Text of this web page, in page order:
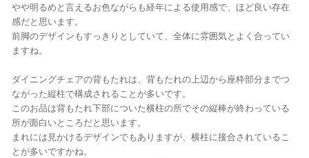
やや明るめと言えるお色ながらも経年による使用感で、ほど良い存在
感だと思います。
前脚のデザインもすっきりとしていて、全体に雰囲気とよく合ってい
ますね。
ダイニングチェアの背もたれは、背もたれの上辺から座枠部分までつ
ながった縦柱で構成されることが多いです。
このお品は背もたれ下部についた横柱の所でその縦棒が終わっている
所が面白いところだと思います。
まれには見かけるデザインでもありますが、横柱に接合されているこ
とが多いですかね。